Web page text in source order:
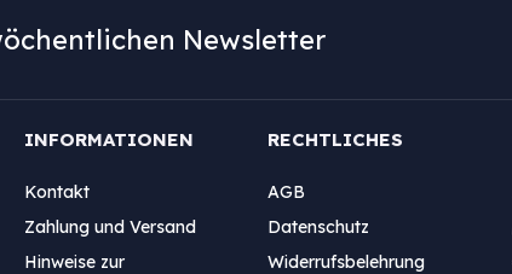
Newsletter
INFORMATIONEN
Kontakt
Zahlung und Versand
Hinweise zur
RECHTLICHES
AGB
Datenschutz
Widerrufsbelehrung